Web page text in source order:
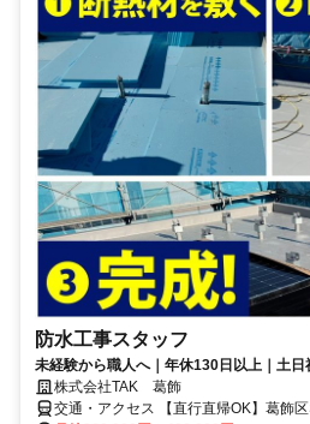
防水工事スタッフ
未経験から職人へ｜年休130日以上｜土日
株式会社TAK 葛飾
交通・アクセス 【直行直帰OK】葛飾